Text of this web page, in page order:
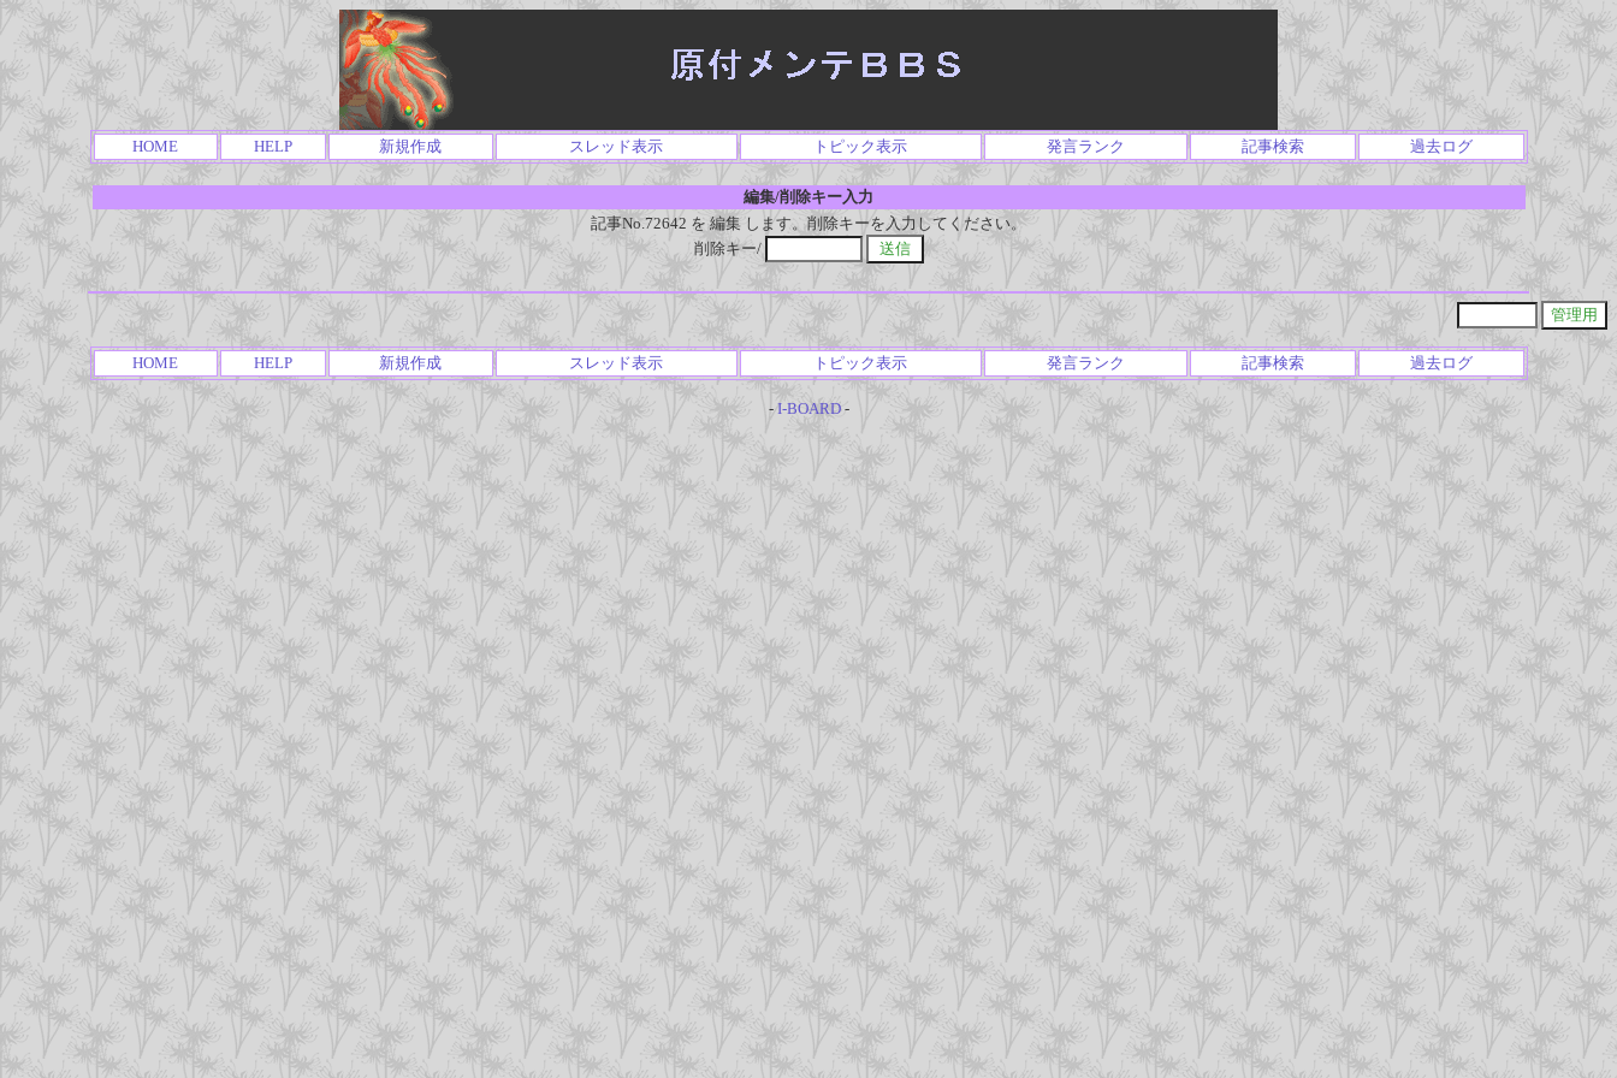
HOME HELP 新規作成 スレッド表示 トピック表示 発言ランク 記事検索 過去ログ
編集/削除キー入力
記事No.72642 を 編集 します。削除キーを入力してください。
削除キー/
HOME HELP 新規作成 スレッド表示 トピック表示 発言ランク 記事検索 過去ログ
- I-BOARD-